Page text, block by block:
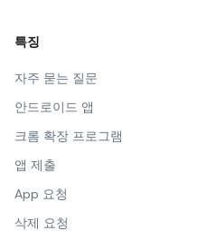
특징
자주 묻는 질문
안드로이드 앱
크롬 확장 프로그램
앱 제출
App 요청
삭제 요청